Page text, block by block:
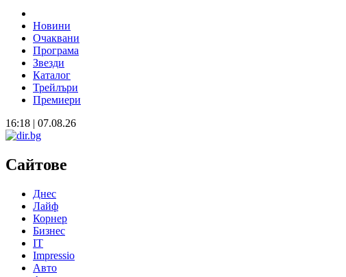
Новини
Очаквани
Програма
Звезди
Каталог
Трейлъри
Премиери
16:18 | 07.08.26
Сайтове
Днес
Лайф
Корнер
Бизнес
IT
Impressio
Авто